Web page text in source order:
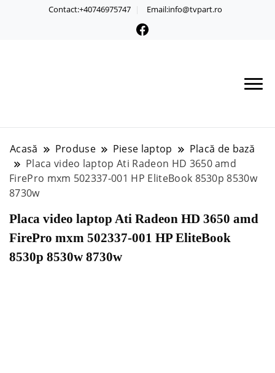
Contact:+40746975747 Email:info@tvpart.ro
Acasă Produse Piese laptop
Placă de bază
Placa video laptop Ati Radeon HD 3650 amd
FirePro mxm 502337-001 HP EliteBook 8530p 8530w
8730w
Placa video laptop Ati Radeon HD 3650 amd
FirePro mxm 502337-001 HP EliteBook
8530p 8530w 8730w